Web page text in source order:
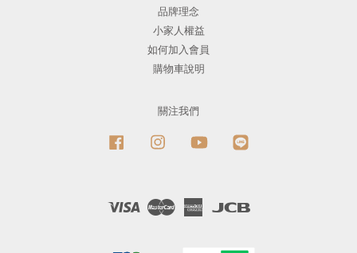
品牌理念
小家人權益
如何加入會員
購物車說明
關注我們
Facebook Instagram YouTube
Visa Master
American